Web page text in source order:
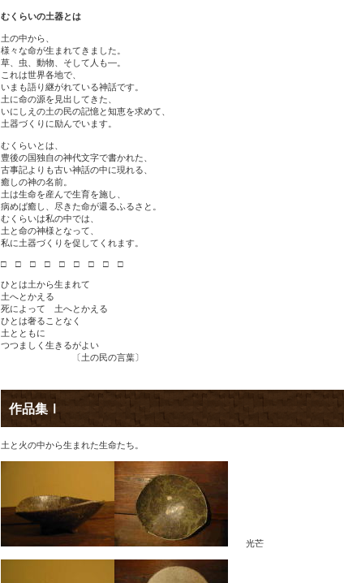
むくらいの土器とは
土の中から、
様々な命が生まれてきました。
草、虫、動物、そして人も―。
これは世界各地で、
いまも語り継がれている神話です。
土に命の源を見出してきた、
いにしえの土の民の記憶と知恵を求めて、
土器づくりに励んでいます。
むくらいとは、
豊後の国独自の神代文字で書かれた、
古事記よりも古い神話の中に現れる、
癒しの神の名前。
土は生命を産んで生育を施し、
病めば癒し、尽きた命が還るふるさと。
むくらいは私の中では、
土と命の神様となって、
私に土器づくりを促してくれます。
□ □ □ □ □ □ □ □ □
ひとは土から生まれて
土へとかえる
死によって 土へとかえる
ひとは奢ることなく
土とともに
つつましく生きるがよい
〔土の民の言葉〕
作品集Ⅰ
土と火の中から生まれた生命たち。
光芒